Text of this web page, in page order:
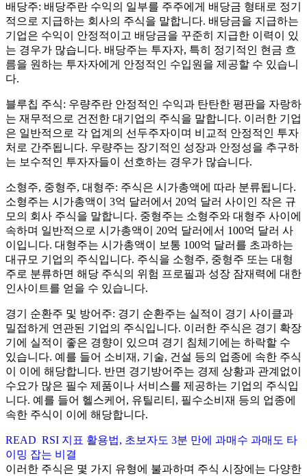
배당주: 배당주란 수익의 일부를 주주에게 배당금 형태로 정기
적으로 지급하는 회사의 주식을 말합니다. 배당금을 지급하는
기업은 수익이 안정적이고 배당금을 꾸준히 지급한 이력이 있
는 경우가 많습니다. 배당주는 투자자, 특히 정기적인 현금 흐
름을 원하는 투자자에게 안정적인 수입원을 제공할 수 있습니
다.
블루칩 주식: 우량주란 안정적인 수익과 탄탄한 평판을 자랑하
는 재무적으로 건전한 대기업의 주식을 말합니다. 이러한 기업
은 일반적으로 각 업계의 선두주자이며 비교적 안정적인 투자
처로 간주됩니다. 우량주는 장기적인 성장과 안정성을 추구하
는 보수적인 투자자들이 선호하는 경우가 많습니다.
소형주, 중형주, 대형주: 주식은 시가총액에 따라 분류됩니다.
소형주는 시가총액이 3억 달러에서 20억 달러 사이인 작은 규
모의 회사 주식을 말합니다. 중형주는 소형주와 대형주 사이에
속하며 일반적으로 시가총액이 20억 달러에서 100억 달러 사
이입니다. 대형주는 시가총액이 보통 100억 달러를 초과하는
대규모 기업의 주식입니다. 주식을 소형주, 중형주 또는 대형
주로 분류하면 해당 주식의 위험 프로필과 성장 잠재력에 대한
인사이트를 얻을 수 있습니다.
경기 순환주 및 방어주: 경기 순환주는 실적이 경기 사이클과
밀접하게 연관된 기업의 주식입니다. 이러한 주식은 경기 확장
기에 실적이 좋은 경향이 있으며 경기 침체기에는 하락할 수
있습니다. 예를 들어 소비재, 기술, 건설 등의 업종에 속한 주식
이 이에 해당합니다. 반면 경기방어주는 경제 상황과 관계없이
수요가 많은 필수 제품이나 서비스를 제공하는 기업의 주식입
니다. 예를 들어 헬스케어, 유틸리티, 필수소비재 등의 업종에
속한 주식이 이에 해당합니다.
READ RSI 지표 활용법, 초보자도 3분 만에 과매수 과매도 타
이밍 잡는 비결
이러한 주식은 몇 가지 유형에 불과하며 주식 시장에는 다양한